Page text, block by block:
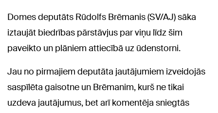
Domes deputāts Rūdolfs Brēmanis (SV/AJ) sāka
iztaujāt biedrības pārstāvjus par viņu līdz šim
paveikto un plāniem attiecībā uz ūdenstorni.
Jau no pirmajiem deputāta jautājumiem izveidojās
saspīlēta gaisotne un Brēmanim, kurš ne tikai
uzdeva jautājumus, bet arī komentēja sniegtās